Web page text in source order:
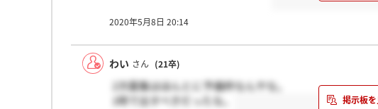
2020年5月8日 20:14
わい さん (21卒)
2次募集はほんとに予備枠なんやな。
1時で出すべきだったな。